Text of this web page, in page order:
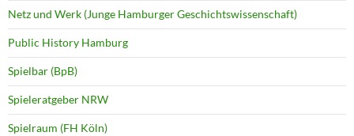
Netz und Werk (Junge Hamburger Geschichtswissenschaft)
Public History Hamburg
Spielbar (BpB)
Spieleratgeber NRW
Spielraum (FH Köln)